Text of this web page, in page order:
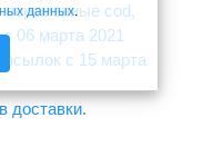
cod,
06 марта 2021
с 15 марта
доставки.
данных.